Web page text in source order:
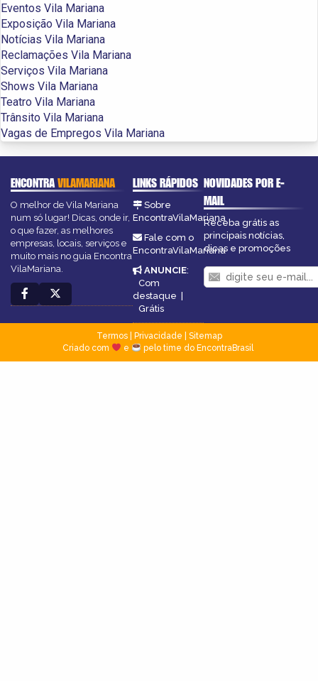
Eventos Vila Mariana
Exposição Vila Mariana
Notícias Vila Mariana
Reclamações Vila Mariana
Serviços Vila Mariana
Shows Vila Mariana
Teatro Vila Mariana
Trânsito Vila Mariana
Vagas de Empregos Vila Mariana
ENCONTRAVILAMARIANA
O melhor de Vila Mariana
num só lugar! Dicas, onde ir,
o que fazer, as melhores
empresas, locais, serviços e
muito mais no guia Encontra
VilaMariana.
LINKS RÁPIDOS
Sobre
EncontraVilaMariana
Fale com o
EncontraVilaMariana
ANUNCIE:
Com
destaque |
Grátis
NOVIDADES POR E-
MAIL
Receba grátis as
principais notícias,
dicas e promoções
Termos| Privacidade
Sitemap
Criado com
e pelo time do EncontraBrasil